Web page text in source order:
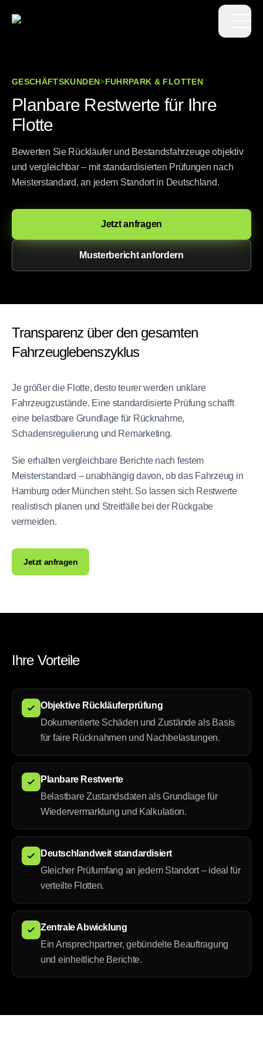
GESCHÄFTSKUNDEN>FUHRPARK & FLOTTEN
Planbare Restwerte für Ihre
Flotte
Bewerten Sie Rückläufer und Bestandsfahrzeuge objektiv
und vergleichbar – mit standardisierten Prüfungen nach
Meisterstandard, an jedem Standort in Deutschland.
Jetzt anfragen
Musterbericht anfordern
Transparenz über den gesamten
Fahrzeuglebenszyklus
Je größer die Flotte, desto teurer werden unklare
Fahrzeugzustände. Eine standardisierte Prüfung schafft
eine belastbare Grundlage für Rücknahme,
Schadensregulierung und Remarketing.
Sie erhalten vergleichbare Berichte nach festem
Meisterstandard – unabhängig davon, ob das Fahrzeug in
Hamburg oder München steht. So lassen sich Restwerte
realistisch planen und Streitfälle bei der Rückgabe
vermeiden.
Jetzt anfragen
Ihre Vorteile
Objektive Rückläuferprüfung
Dokumentierte Schäden und Zustände als Basis
für faire Rücknahmen und Nachbelastungen.
Planbare Restwerte
Belastbare Zustandsdaten als Grundlage für
Wiedervermarktung und Kalkulation.
Deutschlandweit standardisiert
Gleicher Prüfumfang an jedem Standort – ideal für
verteilte Flotten.
Zentrale Abwicklung
Ein Ansprechpartner, gebündelte Beauftragung
und einheitliche Berichte.